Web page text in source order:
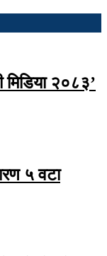
मिडिया २०८३’
५ वटा